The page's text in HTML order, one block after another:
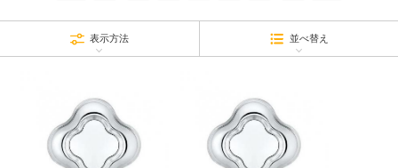
表示方法 並べ替え